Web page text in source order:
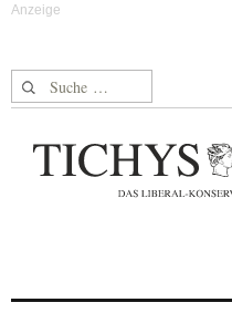
Suche nach: